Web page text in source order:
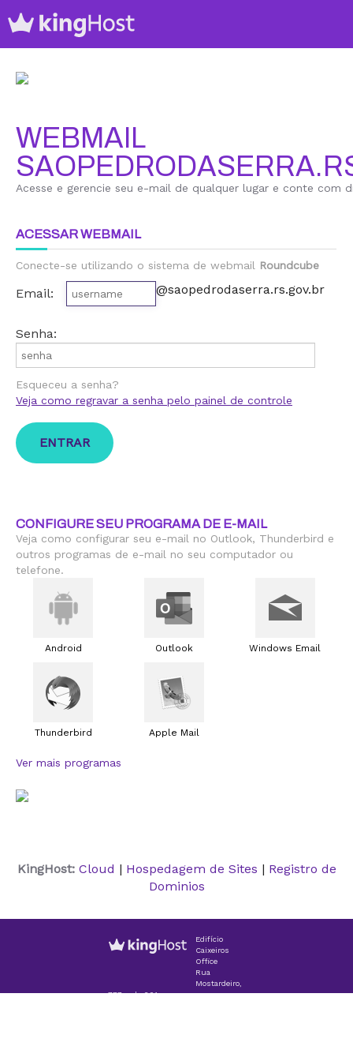
WEBMAIL
Acesse e gerencie seu e-mail de qualquer lugar e conte com
ACESSAR WEBMAIL
Conecte-se utilizando o sistema de webmail Roundcube
Email: @saopedrodaserra.rs.gov.br
Senha:
Esqueceu a senha?
Veja como regravar a senha pelo painel de controle
CONFIGURE SEU PROGRAMA DE E-MAIL
Veja como configurar seu e-mail no Outlook, Thunderbird e
outros programas de e-mail no seu computador ou
telefone.
Android Outlook Windows Email
Thunderbird Apple Mail
Ver mais programas
KingHost: Cloud | Hospedagem de Sites | Registro de
Dominios
Edifício
Caixeiros
Office
Rua
Mostardeiro,
777, sala 601